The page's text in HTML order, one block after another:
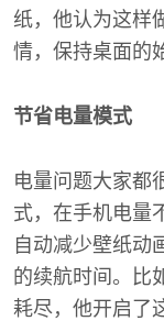
纸，他认为这样
情，保持桌面的
节省电量模式
电量问题大家都
式，在手机电量
自动减少壁纸动
的续航时间。比
耗尽，他开启了